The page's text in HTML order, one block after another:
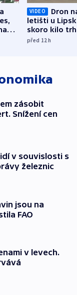
VIDEO
Dron
letišti u
skoro kilo
indicie
před 12h
zásobit
Snížení cen
v souvislosti s
železnic
jsou na
FAO
v levech.